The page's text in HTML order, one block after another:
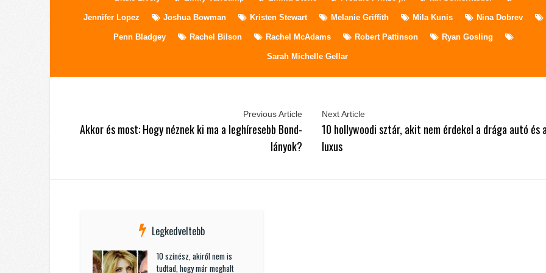
Jennifer Lopez Joshua Bowman Kristen Stewart Melanie Griffith Mila Kunis Nina Dobrev
Penn Bladgey Rachel Bilson Rachel McAdams Robert Pattinson Ryan Gosling
Sarah Michelle Gellar
Previous Article
Akkor és most: Hogy néznek ki ma a leghíresebb Bond-
lányok?
Next Article
10 hollywoodi sztár, akit nem érdekel a drága autó és
luxus
Legkedveltebb
10 színész, akiről nem is
tudtad, hogy már meghalt